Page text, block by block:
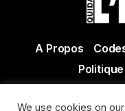
A Propos
We use cookies on